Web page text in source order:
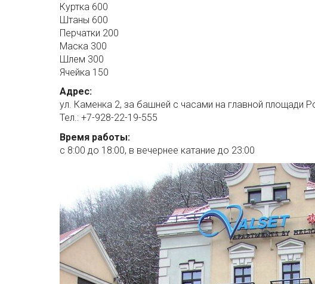
Куртка 600
Штаны 600
Перчатки 200
Маска 300
Шлем 300
Ячейка 150
Адрес:
ул. Каменка 2, за башней с часами на главной площади
Тел.: +7-928-22-19-555
Время работы:
с 8:00 до 18:00, в вечернее катание до 23:00